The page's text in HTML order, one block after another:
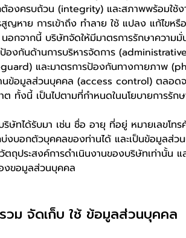
งครบถ้วน (integrity) และสภาพพร้อมใช้
หาย การเข้าถึง ทำลาย ใช้ แปลง แก้ไขหรื
อกจากนี้ บริษัทจัดให้มีมาตรการรักษาควา
งกันด้านการบริหารจัดการ
และมาตรการป้องกันทางกายภาพ
านข้อมูลส่วนบุคคล (access control) ตลอด
ทั้งนี้ เป็นไปตามที่กำหนดในนโยบายการรั
ได้รับมา เช่น ชื่อ อายุ ที่อยู่ หมายเลขโทร
งบอกตัวบุคคลของท่านได้ และเป็นข้อมูลส่
ตถุประสงค์การดำเนินงานของบริษัทเท่านั้น แ
งขอมูลส่วนบุคคล
วม จัดเก็บ ใช้ ข้อมูลส่วนบุคคล